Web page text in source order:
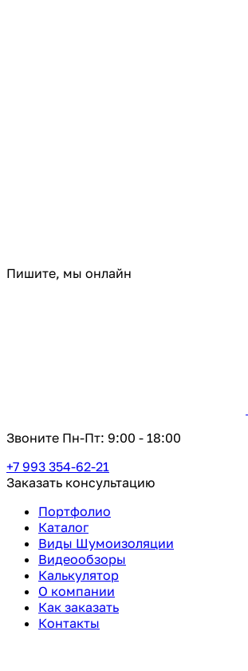
Пишите, мы онлайн
Звоните Пн-Пт: 9:00 - 18:00
+7 993 354-62-21
Заказать консультацию
Портфолио
Каталог
Виды Шумоизоляции
Видеообзоры
Калькулятор
О компании
Как заказать
Контакты